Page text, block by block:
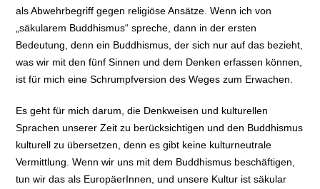
als Abwehrbegriff gegen religiöse Ansätze. Wenn ich von
„säkularem Buddhismus“ spreche, dann in der ersten
Bedeutung, denn ein Buddhismus, der sich nur auf das bezieht,
was wir mit den fünf Sinnen und dem Denken erfassen können,
ist für mich eine Schrumpfversion des Weges zum Erwachen.
Es geht für mich darum, die Denkweisen und kulturellen
Sprachen unserer Zeit zu berücksichtigen und den Buddhismus
kulturell zu übersetzen, denn es gibt keine kulturneutrale
Vermittlung. Wenn wir uns mit dem Buddhismus beschäftigen,
tun wir das als EuropäerInnen, und unsere Kultur ist säkular